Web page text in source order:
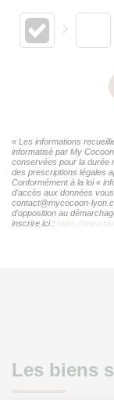
« Les informations
informatisé par My
conservées pour la durée
des prescriptions légales
Conformément à la loi «
d'accès aux données
contact@mycocoon-
d'opposition au
inscrire ici : https://
Les biens